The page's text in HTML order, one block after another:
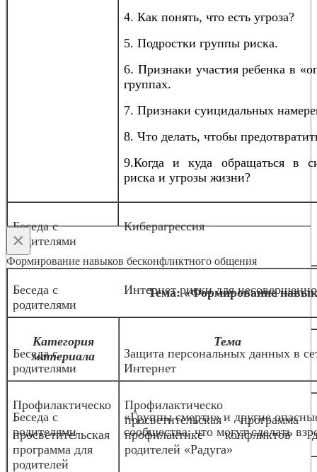
4. Как понять, что есть угроза?
5. Подростки группы риска.
6. Признаки участия ребенка в
группах.
7. Признаки суицидальных
8. Что делать, чтобы
9.Когда и куда обращаться в
риска и угрозы жизни?
Беседа с
родителями
Киберагрессия
Беседа с
родителями
Интернет риски для
Беседа с
родителями
Защита персональных данных в
Интернет
Беседа с
родителями
«Группы смерти» и другие
сообщества: что могут сделать
×
Формирование навыков бесконфликтного общения
Тема: «Формирование
Категория
материала
Тема
Профилактическо
-
просветительская
программа для
родителей
просветительская программа
профилактике конфликтов
родителей «Радуга»